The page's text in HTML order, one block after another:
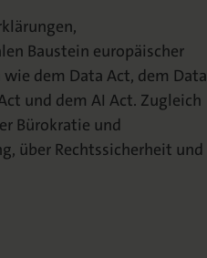
Baustein europäischer
dem Data Act, dem Data
und dem AI Act. Zugleich
Bürokratie und
über Rechtssicherheit und